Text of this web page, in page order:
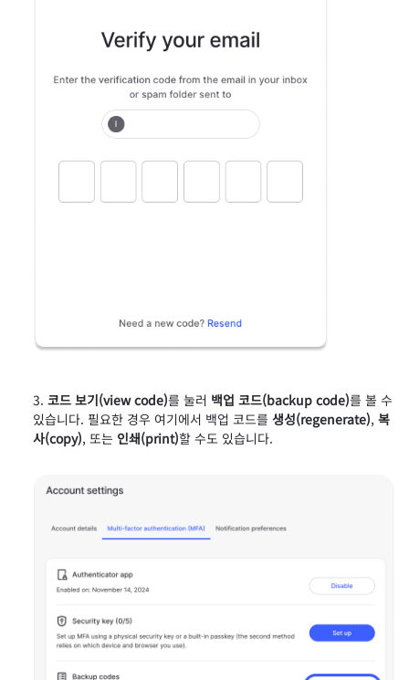
코드 보기(view code)를 눌러 백업 코드(backup code)를 볼 수
있습니다. 필요한 경우 여기에서 백업 코드를 생성(regenerate), 복
사(copy), 또는 인쇄(print)할 수도 있습니다.